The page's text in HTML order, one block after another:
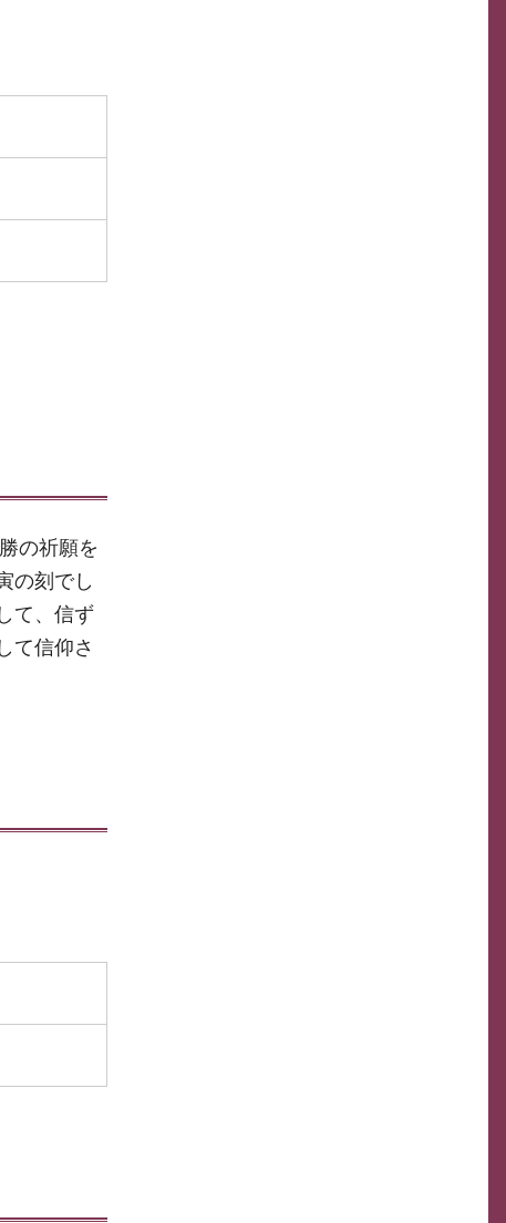
の祈願を
の刻でし
て、信ず
て信仰さ